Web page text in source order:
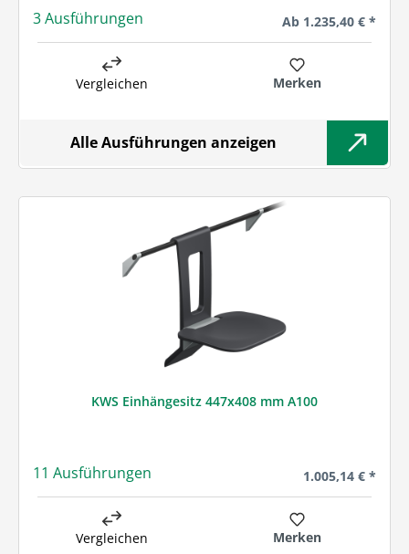
3 Ausführungen Regulärer Preis:
Ab 1.235,40 € *
Vergleichen Merken
Alle Ausführungen anzeigen
KWS Einhängesitz 447x408 mm A100
11 Ausführungen Regulärer Preis:
1.005,14 € *
Vergleichen Merken